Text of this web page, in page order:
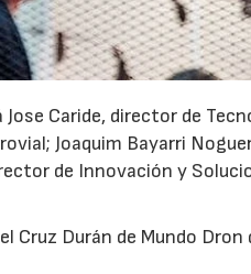
Caride, director de
Joaquim Bayarri
de Innovación y
Cruz Durán de Mundo Dron